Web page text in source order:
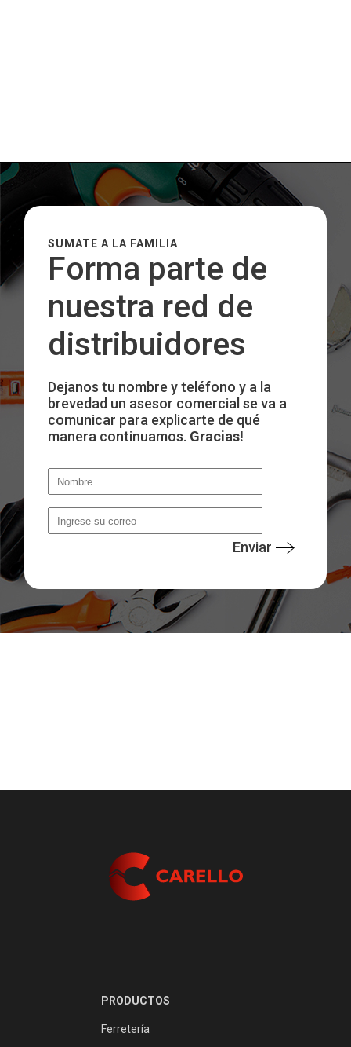
SUMATE A LA FAMILIA
Forma parte de
nuestra red de
distribuidores
Dejanos tu nombre y teléfono y a la
brevedad un asesor comercial se va a
comunicar para explicarte de qué
manera continuamos. Gracias!
Enviar
PRODUCTOS
Ferretería